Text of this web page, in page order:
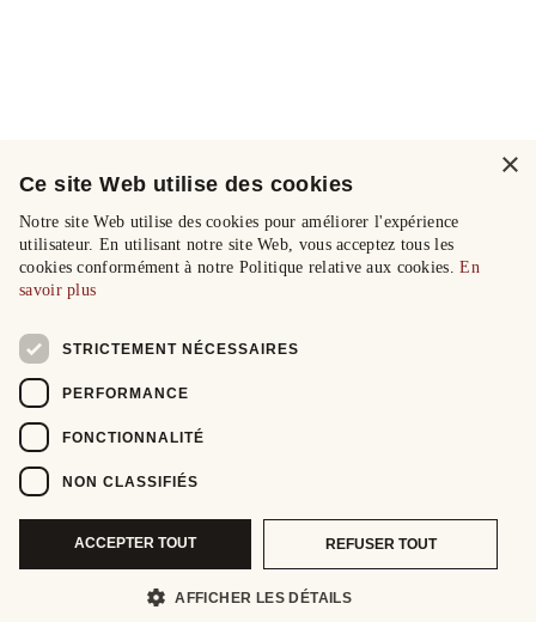
×
Ce site Web utilise des cookies
Notre site Web utilise des cookies pour améliorer l'expérience
utilisateur. En utilisant notre site Web, vous acceptez tous les
cookies conformément à notre Politique relative aux cookies.En
savoir plus
STRICTEMENT NÉCESSAIRES
PERFORMANCE
FONCTIONNALITÉ
NON CLASSIFIÉS
ACCEPTER TOUT REFUSER TOUT
AFFICHER LES DÉTAILS